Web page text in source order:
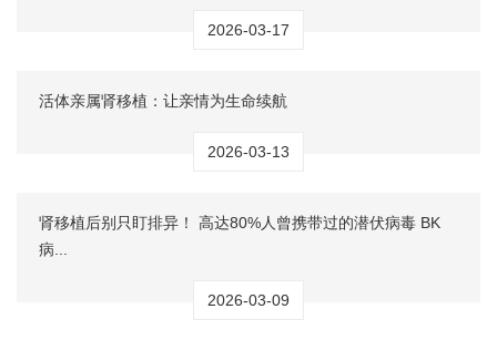
2026-03-17
活体亲属肾移植：让亲情为生命续航
2026-03-13
肾移植后别只盯排异！ 高达80%人曾携带过的潜伏病毒 BK
病...
2026-03-09